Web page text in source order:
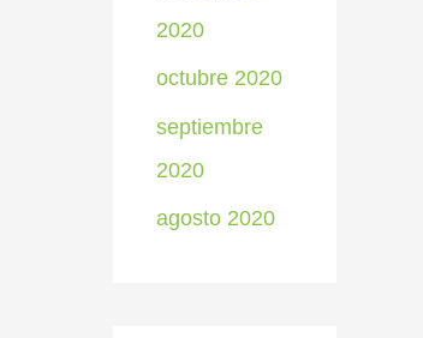
2020
octubre 2020
septiembre
2020
agosto 2020